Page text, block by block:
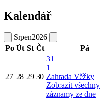
Kalendář
Srpen2026
Po Út St Čt Pá
27 28 29 30
31
1
Zahrada Věžky
Zobrazit všechny
záznamy ze dne